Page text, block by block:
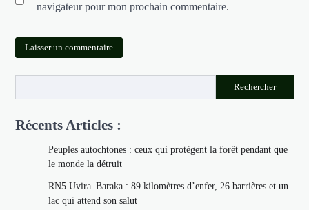
navigateur pour mon prochain commentaire.
Rechercher
Récents Articles :
Peuples autochtones : ceux qui protègent la forêt pendant que
le monde la détruit
RN5 Uvira–Baraka : 89 kilomètres d’enfer, 26 barrières et un
lac qui attend son salut